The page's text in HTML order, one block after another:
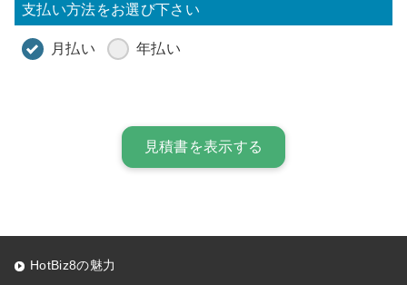
支払い方法をお選び下さい
月払い 年払い
HotBiz8の魅力